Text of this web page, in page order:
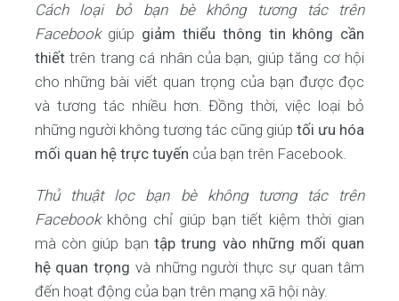
Cách loại bỏ bạn bè không tương tác trên
Facebookgiúp giảm thiểu thông tin không cần
thiếttrên trang cá nhân của bạn, giúp tăng cơ hội
cho những bài viết quan trọng của bạn được đọc
và tương tác nhiều hơn. Đồng thời, việc loại bỏ
những người không tương tác cũng giúptối ưu hóa
mối quan hệ trực tuyến của bạn trên Facebook.
Thủ thuật lọc bạn bè không tương tác trên
Facebookkhông chỉ giúp bạn tiết kiệm thời gian
mà còn giúp bạn tập trung vào những mối quan
hệ quan trọng và những người thực sự quan tâm
đến hoạt động của bạn trên mạng xã hội này.